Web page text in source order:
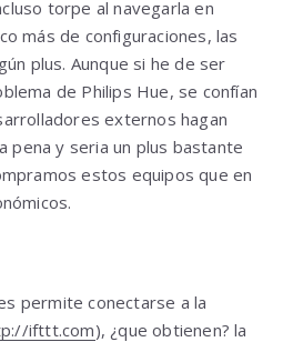
torpe al navegarla en
más de configuraciones, las
plus. Aunque si he de ser
de Philips Hue, se confían
externos hagan
pena y seria un plus bastante
estos equipos que en
permite conectarse a la
ifttt.com), ¿que obtienen? la